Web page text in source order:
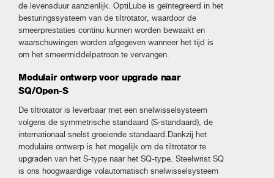
de levensduur aanzienlijk. OptiLube is geïntegreerd in het
besturingssysteem van de tiltrotator, waardoor de
smeerprestaties continu kunnen worden bewaakt en
waarschuwingen worden afgegeven wanneer het tijd is
om het smeermiddelpatroon te vervangen.
Modulair ontwerp voor upgrade naar
SQ/Open-S
De tiltrotator is leverbaar met een snelwisselsysteem
volgens de symmetrische standaard (S-standaard), de
internationaal snelst groeiende standaard.Dankzij het
modulaire ontwerp is het mogelijk om de tiltrotator te
upgraden van het S-type naar het SQ-type. Steelwrist SQ
is ons hoogwaardige volautomatisch snelwisselsysteem